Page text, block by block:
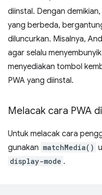
diinstal. Dengan
yang berbeda,
diluncurkan. Misalnya,
agar selalu
menyediakan tombol
PWA yang diinstal.
Melacak cara PWA
Untuk melacak cara
gunakan matchMedia()
display-mode .